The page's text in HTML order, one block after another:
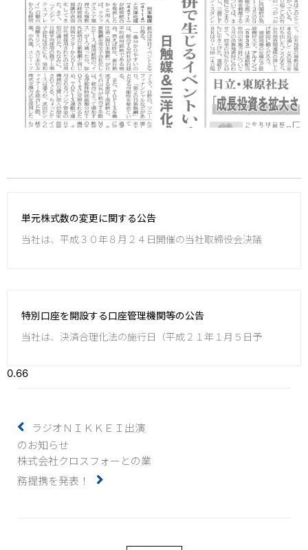
単元株式数の変更に関する公告
当社は、平成３０年８月２４日開催の当社取締役会決議
特別口座を開設する口座管理機関等の公告
当社は、決済合理化法の施行日（平成２１年１月５日予
ラジオＮＩＫＫＥＩ出演
のお知らせ
株式会社クロスフォーとの業
務提携を発表！